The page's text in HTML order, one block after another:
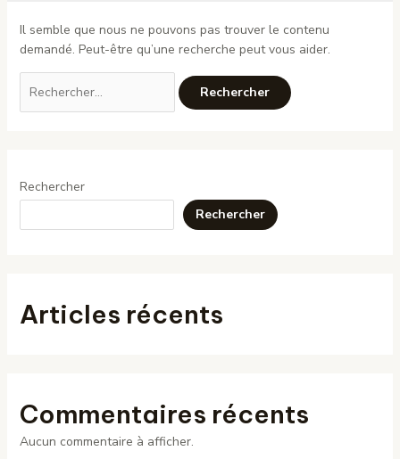
Il semble que nous ne pouvons pas trouver le contenu
demandé. Peut-être qu’une recherche peut vous aider.
Rechercher
Rechercher
Articles récents
Commentaires récents
Aucun commentaire à afficher.